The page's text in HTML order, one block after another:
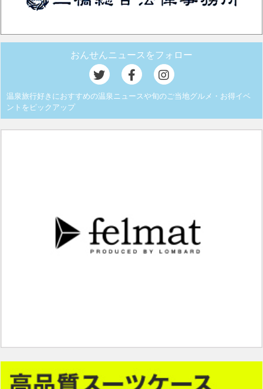
おんせんニュースをフォロー
温泉旅行好きにおすすめの温泉ニュースや旬のご当地グルメ・お得イベ
ントをピックアップ